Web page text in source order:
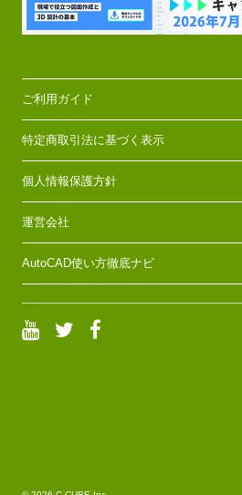
ご利用ガイド
特定商取引法に基づく表示
個人情報保護方針
運営会社
AutoCAD使い方徹底ナビ